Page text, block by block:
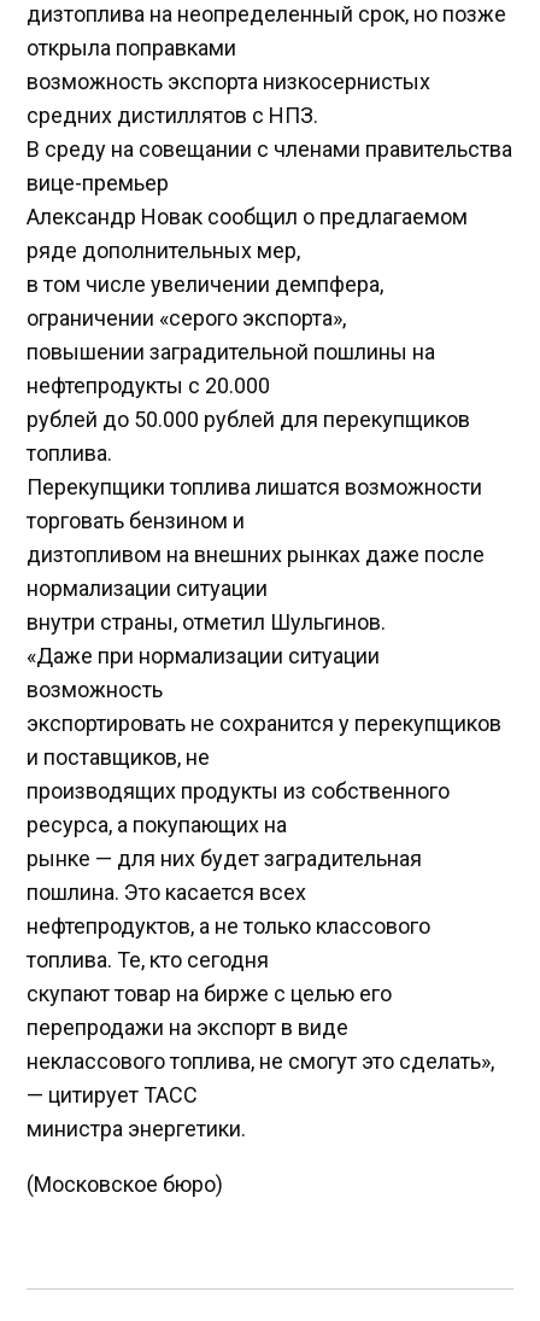
дизтоплива на неопределенный срок, но позже
открыла поправками
возможность экспорта низкосернистых
средних дистиллятов с НПЗ.
В среду на совещании с членами правительства
вице-премьер
Александр Новак сообщил о предлагаемом
ряде дополнительных мер,
в том числе увеличении демпфера,
ограничении «серого экспорта»,
повышении заградительной пошлины на
нефтепродукты с 20.000
рублей до 50.000 рублей для перекупщиков
топлива.
Перекупщики топлива лишатся возможности
торговать бензином и
дизтопливом на внешних рынках даже после
нормализации ситуации
внутри страны, отметил Шульгинов.
«Даже при нормализации ситуации
возможность
экспортировать не сохранится у перекупщиков
и поставщиков, не
производящих продукты из собственного
ресурса, а покупающих на
рынке — для них будет заградительная
пошлина. Это касается всех
нефтепродуктов, а не только классового
топлива. Те, кто сегодня
скупают товар на бирже с целью его
перепродажи на экспорт в виде
неклассового топлива, не смогут это сделать»,
— цитирует ТАСС
министра энергетики.
(Московское бюро)